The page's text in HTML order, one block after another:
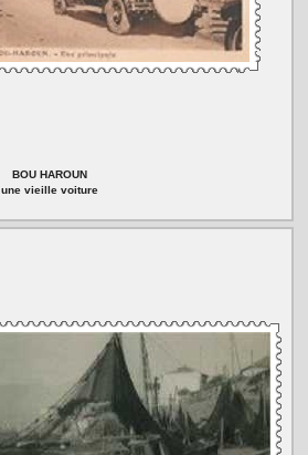
BOU HAROUN
une vieille voiture